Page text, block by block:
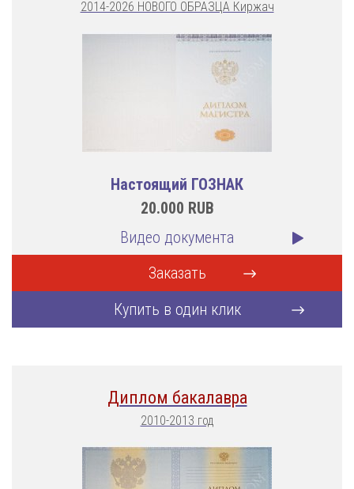
2014-2026 НОВОГО ОБРАЗЦА Киржач
Настоящий ГОЗНАК
20.000 RUB
Видео документа
Заказать
Купить в один клик
Диплом бакалавра
2010-2013 год